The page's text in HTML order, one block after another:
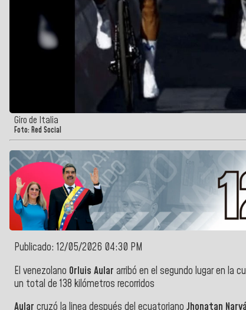
Giro de Italia
Foto: Red Social
Publicado: 12/05/2026 04:30 PM
El venezolano Orluis Aular arribó en el segundo lugar en la
un total de 138 kilómetros recorridos